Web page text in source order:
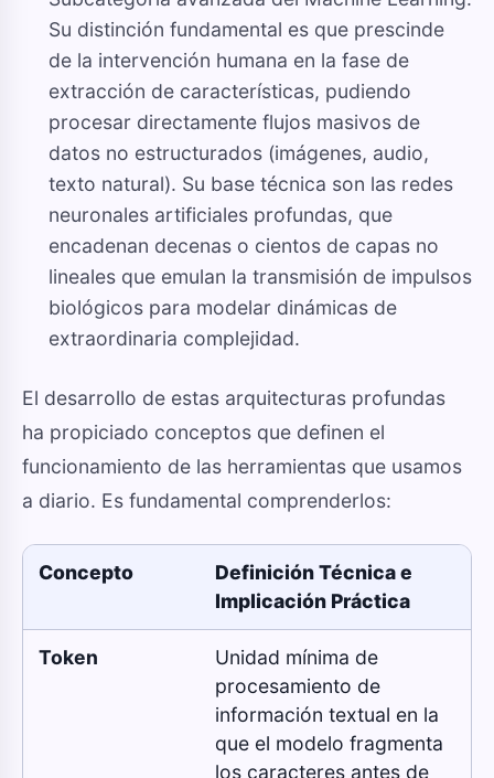
Su distinción fundamental es que prescinde
de la intervención humana en la fase de
extracción de características, pudiendo
procesar directamente flujos masivos de
datos no estructurados (imágenes, audio,
texto natural). Su base técnica son las redes
neuronales artificiales profundas, que
encadenan decenas o cientos de capas no
lineales que emulan la transmisión de impulsos
biológicos para modelar dinámicas de
extraordinaria complejidad.
El desarrollo de estas arquitecturas profundas
ha propiciado conceptos que definen el
funcionamiento de las herramientas que usamos
a diario. Es fundamental comprenderlos:
Concepto
Definición Técnica e
Implicación Práctica
Token
Unidad mínima de
procesamiento de
información textual en la
que el modelo fragmenta
los caracteres antes de